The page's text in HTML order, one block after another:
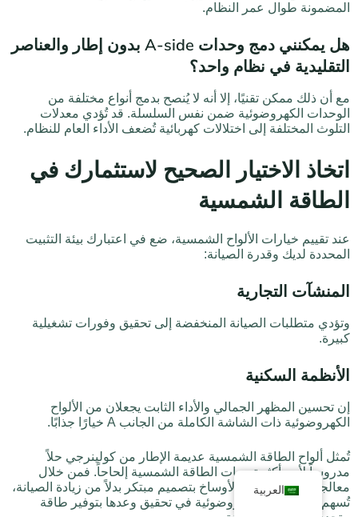
المضمونة طوال عمر النظام.
هل يمكنني دمج وحدات A-side بدون إطار والعناصر
التقليدية في نظام واحد؟
مع أن ذلك ممكن تقنيًا، إلا أنه لا يُنصح بدمج أنواع مختلفة من
الوحدات الكهروضوئية ضمن نفس السلسلة. قد تُؤدي معدلات
التلوث المختلفة إلى اختلالات كهربائية تُضعف الأداء العام للنظام.
اتخاذ الاختيار الصحيح لاستثمارك في
الطاقة الشمسية
عند تقييم خيارات الألواح الشمسية، ضع في اعتبارك بيئة التثبيت
المحددة لديك وقدرة الصيانة:
المنشآت التجارية
وتؤدي متطلبات الصيانة المنخفضة إلى تحقيق وفورات تشغيلية
كبيرة.
الأنظمة السكنية
إن تحسين المظهر الجمالي والأداء الثابت يجعلان من الألواح
الكهروضوئية ذات الشاشة الكاملة من الجانب A خيارًا جذابًا.
تُمثل ألواح الطاقة الشمسية عديمة الإطار من كولينرجي حلاً
مدروساً لأحد أكثر تحديات الطاقة الشمسية إلحاحاً. فمن خلال
معالجة مشكلة تراكم الأوساخ بتصميم مبتكر بدلاً من زيادة الصيانة،
تُسهم هذه الألواح الكهروضوئية في تحقيق وعدها بتوفير طاقة
العربية